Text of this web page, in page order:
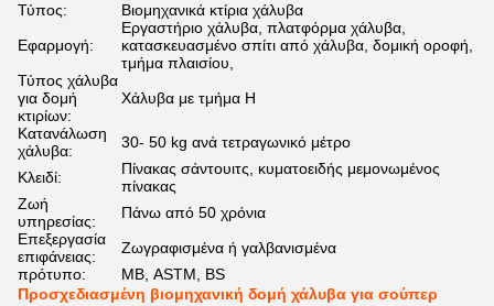
Τύπος:
Βιομηχανικά κτίρια χάλυβα
Εφαρμογή:
Εργαστήριο χάλυβα, πλατφόρμα χάλυβα,
κατασκευασμένο σπίτι από χάλυβα, δομική οροφή,
τμήμα πλαισίου,
Τύπος χάλυβα
για δομή
κτιρίων:
Χάλυβα με τμήμα H
Κατανάλωση
χάλυβα:
30- 50 kg ανά τετραγωνικό μέτρο
Κλειδί:
Πίνακας σάντουιτς, κυματοειδής μεμονωμένος
πίνακας
Ζωή
υπηρεσίας:
Πάνω από 50 χρόνια
Επεξεργασία
επιφάνειας:
Ζωγραφισμένα ή γαλβανισμένα
πρότυπο:
ΜΒ, ASTM, BS
Προσχεδιασμένη βιομηχανική δομή χάλυβα για σούπερ